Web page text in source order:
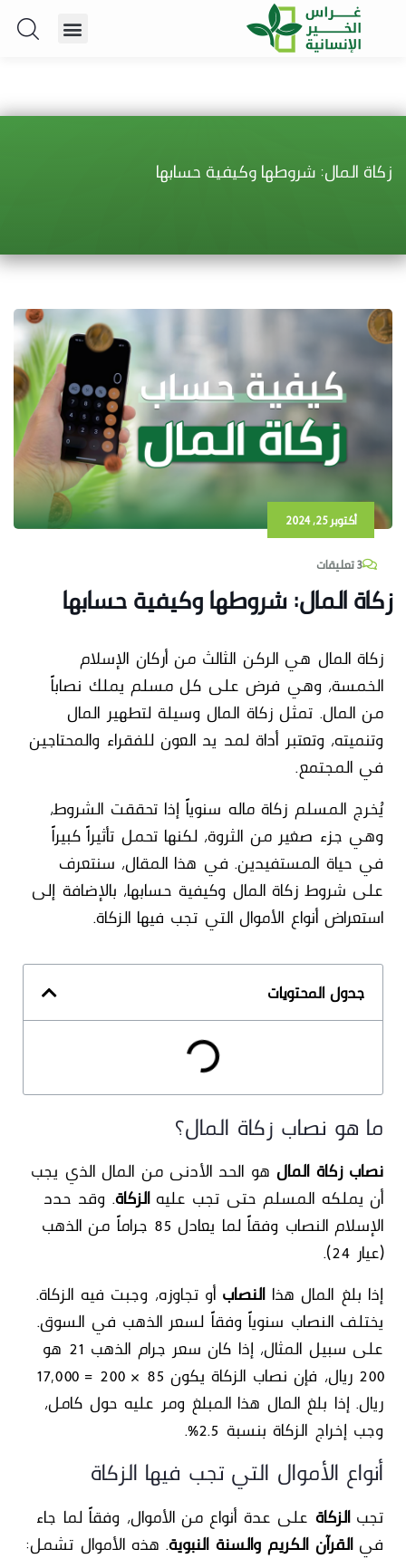
زكاة المال: شروطها وكيفية حسابها
أكتوبر 25, 2024
3 تعليقات
زكاة المال: شروطها وكيفية حسابها
زكاة المالهي الركن الثالث من أركان الإسلام
الخمسة، وهي فرض على كل مسلم يملك نصاباً
من المال. تمثل زكاة المال وسيلة لتطهير المال
وتنميته، وتعتبر أداة لمد يد العون للفقراء والمحتاجين
في المجتمع.
يُخرج المسلمزكاةماله سنوياً إذا تحققت الشروط،
وهي جزء صغير من الثروة، لكنها تحمل تأثيراً كبيراً
في حياة المستفيدين. في هذا المقال، سنتعرف
علىشروط زكاة المالوكيفية حسابها، بالإضافة إلى
استعراض أنواع الأموال التي تجب فيهاالزكاة.
جدول المحتويات
ما هو نصاب زكاة المال؟
نصاب زكاة المالهو الحد الأدنى من المال الذي يجب
أن يملكه المسلم حتى تجب عليهالزكاة. وقد حدد
الإسلام النصاب وفقاً لما يعادل85 جراماً من الذهب
(عيار 24)
.
إذا بلغ المال هذاالنصابأو تجاوزه، وجبت فيه الزكاة.
يختلف النصاب سنوياً وفقاً لسعر الذهب في السوق.
على سبيل المثال، إذا كان سعر جرام الذهب 21 هو
200 ريال، فإن نصاب الزكاة يكون 85 × 200 = 17,000
ريال. إذا بلغ المال هذا المبلغ ومر عليه حول كامل،
وجب إخراج الزكاة بنسبة 2.5%.
أنواع الأموال التي تجب فيها الزكاة
تجبالزكاةعلى عدة أنواع من الأموال، وفقاً لما جاء
فيالقرآن الكريم والسنة النبوية. هذه الأموال تشمل: